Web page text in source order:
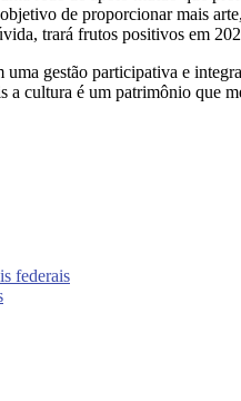
de proporcionar mais
trará frutos positivos em
gestão participativa e
cultura é um patrimônio que
federais